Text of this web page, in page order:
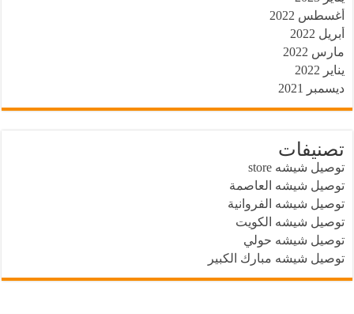
أغسطس 2022
أبريل 2022
مارس 2022
يناير 2022
ديسمبر 2021
تصنيفات
توصيل شيشه store
توصيل شيشه العاصمة
توصيل شيشه الفروانية
توصيل شيشه الكويت
توصيل شيشه حولي
توصيل شيشه مبارك الكبير